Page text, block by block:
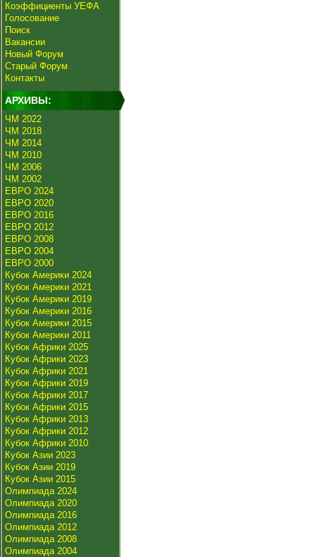
Коэффициенты УЕФА
Голосование
Поиск
Вакансии
Новый Форум
Старый Форум
Контакты
АРХИВЫ:
ЧМ 2022
ЧМ 2018
ЧМ 2014
ЧМ 2010
ЧМ 2006
ЧМ 2002
ЕВРО 2024
ЕВРО 2020
ЕВРО 2016
ЕВРО 2012
ЕВРО 2008
ЕВРО 2004
ЕВРО 2000
Кубок Америки 2024
Кубок Америки 2021
Кубок Америки 2019
Кубок Америки 2016
Кубок Америки 2015
Кубок Америки 2011
Кубок Африки 2025
Кубок Африки 2023
Кубок Африки 2021
Кубок Африки 2019
Кубок Африки 2017
Кубок Африки 2015
Кубок Африки 2013
Кубок Африки 2012
Кубок Африки 2010
Кубок Азии 2023
Кубок Азии 2019
Кубок Азии 2015
Олимпиада 2024
Олимпиада 2020
Олимпиада 2016
Олимпиада 2012
Олимпиада 2008
Олимпиада 2004